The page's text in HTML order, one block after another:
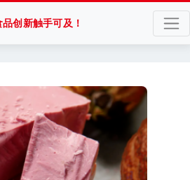
创新触手可及！